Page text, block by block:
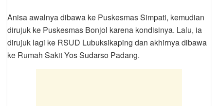
Anisa awalnya dibawa ke Puskesmas Simpati, kemudian
dirujuk ke Puskesmas Bonjol karena kondisinya. Lalu, ia
dirujuk lagi ke RSUD Lubuksikaping dan akhirnya dibawa
ke Rumah Sakit Yos Sudarso Padang.